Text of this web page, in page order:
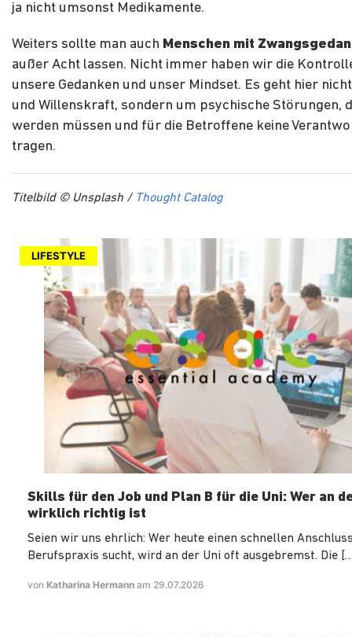
ja nicht umsonst Medikamente.
Weiters sollte man auch Menschen mit
außer Acht lassen. Nicht immer haben wir die
unsere Gedanken und unser Mindset. Es geht hier
und Willenskraft, sondern um psychische Störungen,
werden müssen und für die Betroffene keine
tragen.
Titelbild © Unsplash / Thought Catalog
LIFESTYLE
Skills für den Job und Plan B für die Uni: Wer an
wirklich richtig ist
Seien wir uns ehrlich: Wer heute einen schnellen
Berufspraxis sucht, wird an der Uni oft ausgebremst. Die
von Katharina Hermann am 29.07.2026